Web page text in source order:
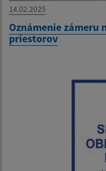
14.02.2025
Oznámenie zámeru
priestorov